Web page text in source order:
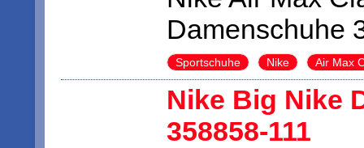
Damenschuhe
Sportschuhe Nike Air Max
Nike Big Nike
358858-111